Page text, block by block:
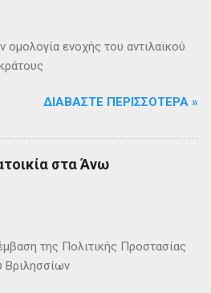
ομολογία ενοχής του αντιλαϊκού
ΔΙΑΒΆΣΤΕ ΠΕΡΙΣΣΌΤΕΡΑ »
στα Άνω
της Πολιτικής Προστασίας
Βριλησσίων